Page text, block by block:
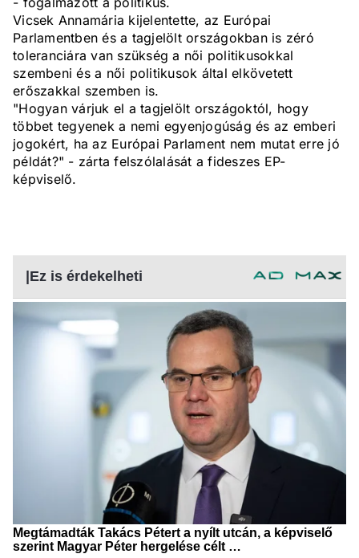
Vicsek Annamária kijelentette, az Európai
Parlamentben és a tagjelölt országokban is zéró
toleranciára van szükség a női politikusokkal
szembeni és a női politikusok által elkövetett
erőszakkal szemben is.
"Hogyan várjuk el a tagjelölt országoktól, hogy
többet tegyenek a nemi egyenjogúság és az emberi
jogokért, ha az Európai Parlament nem mutat erre jó
példát?" - zárta felszólalását a fideszes EP-
képviselő.